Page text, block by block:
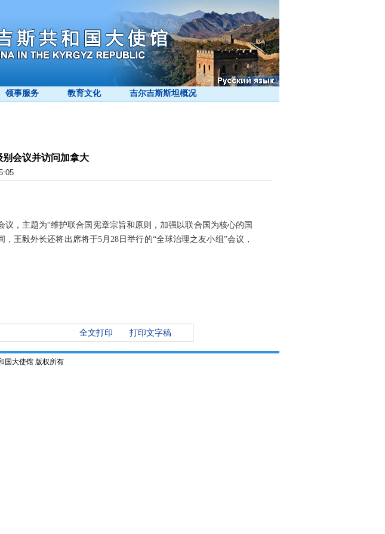
领事服务 教育文化 吉尔吉斯斯坦概况
会议并访问加拿大
，主题为“维护联合国宪章宗旨和原则，加强以联合国为核心的国
王毅外长还将出席将于5月28日举行的“全球治理之友小组”会议，
全文打印 打印文字稿
国大使馆 版权所有